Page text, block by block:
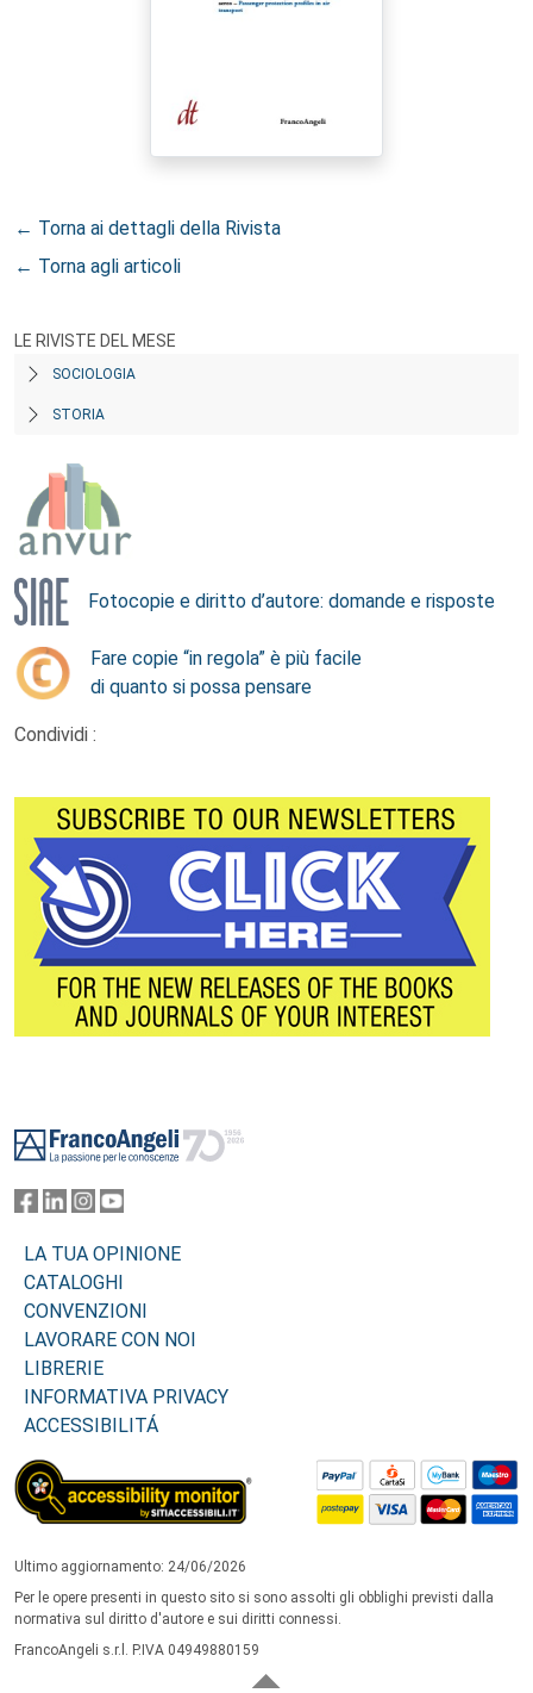
← Torna ai dettagli della Rivista
← Torna agli articoli
LE RIVISTE DEL MESE
SOCIOLOGIA
STORIA
Fotocopie e diritto d’autore: domande e risposte
Fare copie “in regola” è più facile
di quanto si possa pensare
Condividi :
LA TUA OPINIONE
CATALOGHI
CONVENZIONI
LAVORARE CON NOI
LIBRERIE
INFORMATIVA PRIVACY
ACCESSIBILITÁ
Ultimo aggiornamento: 24/06/2026
Per le opere presenti in questo sito si sono assolti gli obblighi previsti dalla
normativa sul diritto d'autore e sui diritti connessi.
FrancoAngeli s.r.l. P.IVA 04949880159